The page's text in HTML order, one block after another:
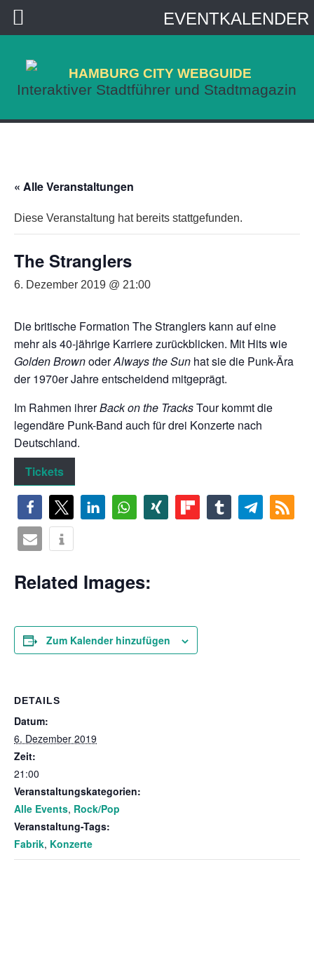
HAMBURG CITY WEBGUIDE
Interaktiver Stadtführer und Stadtmagazin
« Alle Veranstaltungen
Diese Veranstaltung hat bereits stattgefunden.
The Stranglers
6. Dezember 2019 @ 21:00
Die britische Formation The Stranglers kann auf eine
mehr als 40-jährige Karriere zurückblicken. Mit Hits wie
Golden BrownoderAlways the Sun hat sie die Punk-Ära
der 1970er Jahre entscheidend mitgeprägt.
Im Rahmen ihrerBack on the TracksTour kommt die
legendäre Punk-Band auch für drei Konzerte nach
Deutschland.
Tickets
Related Images:
Zum Kalender hinzufügen
DETAILS
Datum:
6. Dezember 2019
Zeit:
21:00
Veranstaltungskategorien:
Alle Events, Rock/Pop
Veranstaltung-Tags:
Fabrik, Konzerte
EVENTKALENDER